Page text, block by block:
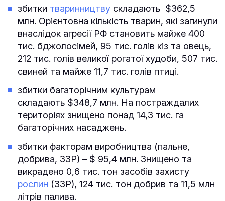
збитки тваринництву складають $362,5
млн. Орієнтовна кількість тварин, які загинули
внаслідок агресії РФ становить майже 400
тис. бджолосімей, 95 тис. голів кіз та овець,
212 тис. голів великої рогатої худоби, 507 тис.
свиней та майже 11,7 тис. голів птиці.
збитки багаторічним культурам
складають $348,7 млн. На постраждалих
територіях знищено понад 14,3 тис. га
багаторічних насаджень.
збитки факторам виробництва (пальне,
добрива, ЗЗР) – $ 95,4 млн. Знищено та
викрадено 0,6 тис. тон засобів захисту
рослин (ЗЗР), 124 тис. тон добрив та 11,5 млн
літрів палива.